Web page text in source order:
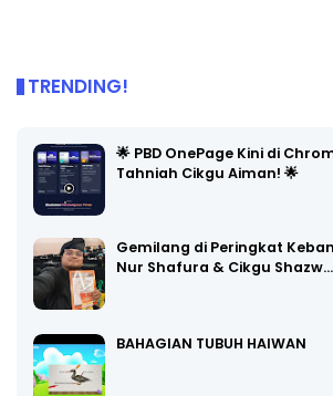
TRENDING!
🌟 PBD OnePage Kini di
Tahniah Cikgu Aiman! 🌟
Gemilang di Peringkat
Nur Shafura & Cikgu Shazw…
BAHAGIAN TUBUH HAIWAN